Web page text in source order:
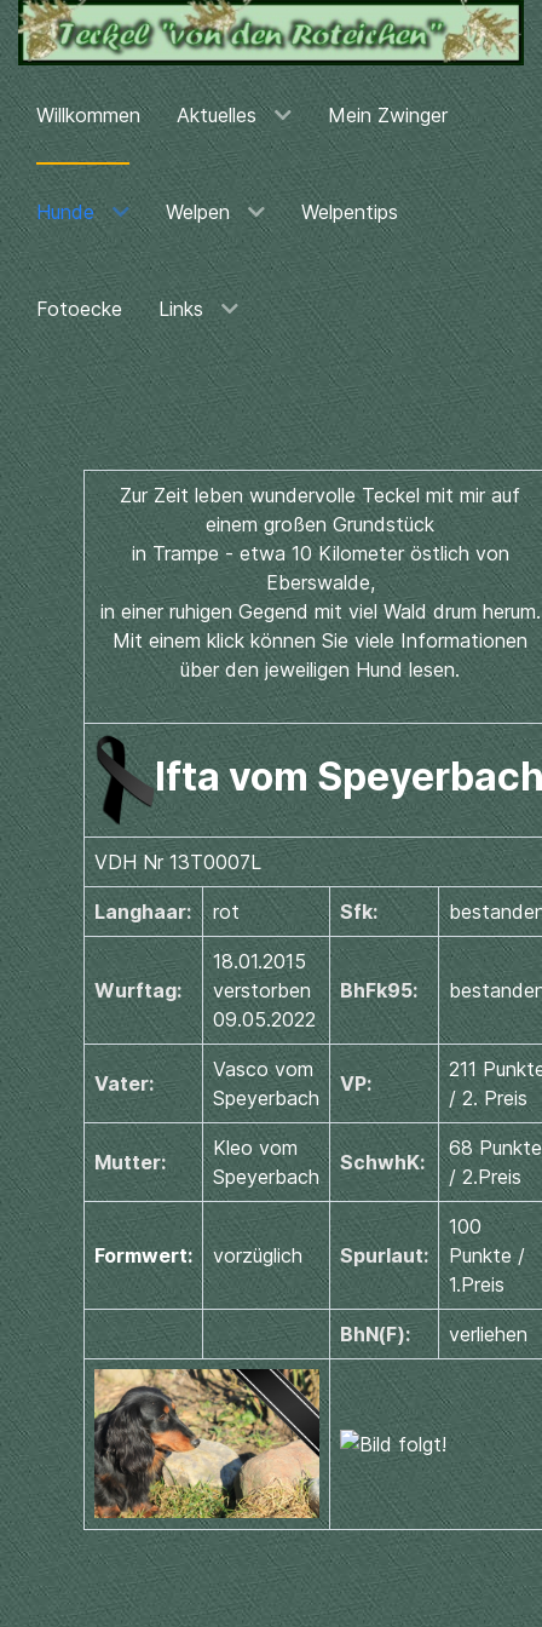
Willkommen Aktuelles Mein Zwinger
Hunde Welpen Welpentips
Fotoecke Links
Zur Zeit leben wundervolle Teckel mit mir auf
einem großen Grundstück
in Trampe - etwa 10 Kilometer östlich von
Eberswalde,
in einer ruhigen Gegend mit viel Wald drum herum.
Mit einem klick können Sie viele Informationen
über den jeweiligen Hund lesen.
Ifta vom
VDH Nr 13T0007L
Langhaar: rot Sfk:
Wurftag:
18.01.2015
verstorben
09.05.2022
BhFk95:
Vater:
Vasco vom
Speyerbach
VP:
211
/ 2. Preis
Mutter:
Kleo vom
Speyerbach
SchwhK:
68 Punkte
/ 2.Preis
Formwert: vorzüglich Spurlaut:
100
Punkte /
1.Preis
BhN(F): verliehen